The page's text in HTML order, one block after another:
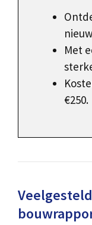
Met
€250.